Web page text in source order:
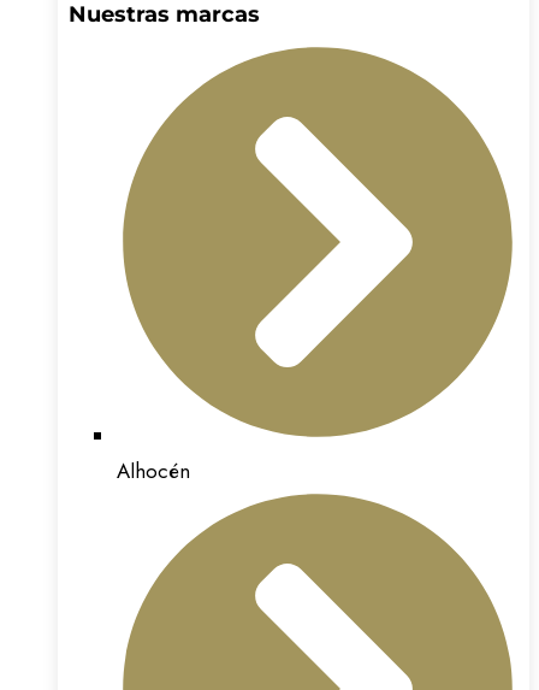
Nuestras marcas
Alhocén